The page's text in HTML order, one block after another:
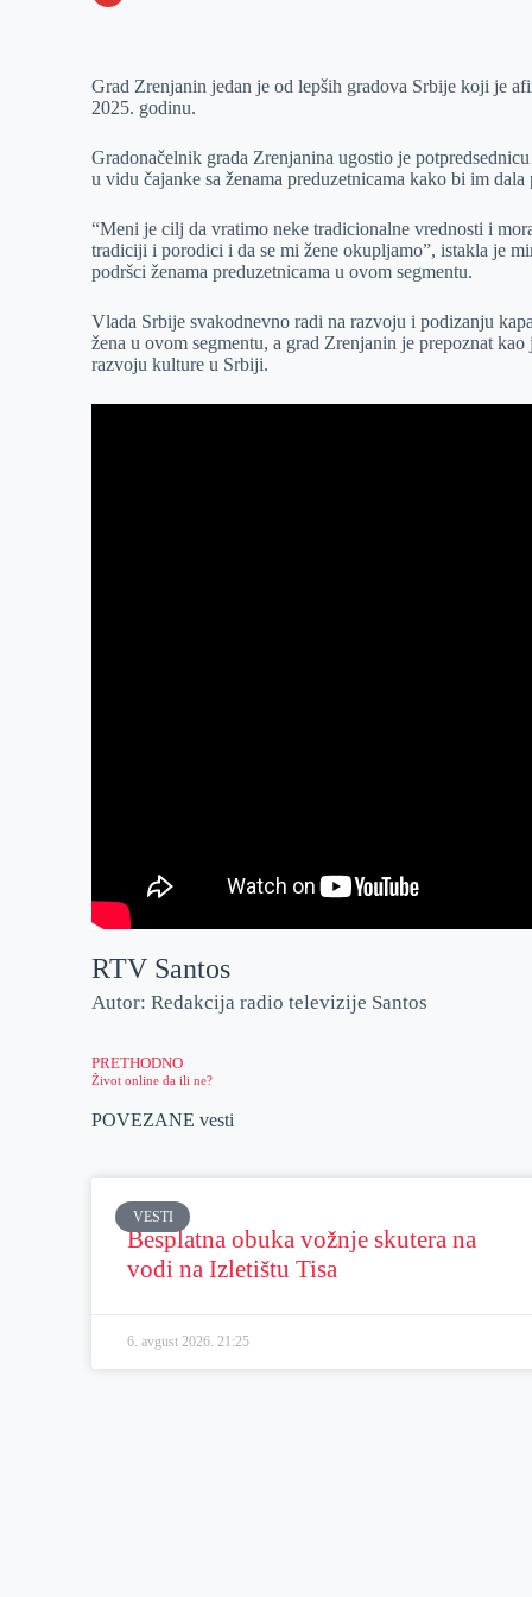
e
I
s
p
p
a
l
Grad Zrenjanin jedan je od lepših gradova Srbije koji je
2025. godinu.
Gradonačelnik grada Zrenjanina ugostio je
u vidu čajanke sa ženama preduzetnicama kako bi im
“Meni je cilj da vratimo neke tradicionalne vrednosti i
tradiciji i porodici i da se mi žene okupljamo”, istakla je
podršci ženama preduzetnicama u ovom segmentu.
Vlada Srbije svakodnevno radi na razvoju i podizanju
žena u ovom segmentu, a grad Zrenjanin je prepoznat
razvoju kulture u Srbiji.
RTV Santos
Autor: Redakcija radio televizije Santos
PRETHODNO
Život online da ili ne?
POVEZANE vesti
VESTI
Besplatna obuka vožnje skutera na
vodi na Izletištu Tisa
6. avgust 2026.21:25